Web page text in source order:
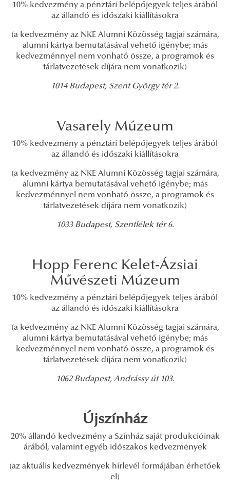
10% kedvezmény a pénztári belépőjegyek teljes árából
az állandó és időszaki kiállításokra
(a kedvezmény az NKE Alumni Közösség tagjai számára,
alumni kártya bemutatásával vehető igénybe; más
kedvezménnyel nem vonható össze, a programok és
tárlatvezetések díjára nem vonatkozik)
1014 Budapest, Szent György tér 2.
Vasarely Múzeum
10% kedvezmény a pénztári belépőjegyek teljes árából
az állandó és időszaki kiállításokra
(a kedvezmény az NKE Alumni Közösség tagjai számára,
alumni kártya bemutatásával vehető igénybe; más
kedvezménnyel nem vonható össze, a programok és
tárlatvezetések díjára nem vonatkozik)
1033 Budapest, Szentlélek tér 6.
Hopp Ferenc Kelet-Ázsiai
Művészeti Múzeum
10% kedvezmény a pénztári belépőjegyek teljes árából
az állandó és időszaki kiállításokra
(a kedvezmény az NKE Alumni Közösség tagjai számára,
alumni kártya bemutatásával vehető igénybe; más
kedvezménnyel nem vonható össze, a programok és
tárlatvezetések díjára nem vonatkozik)
1062 Budapest, Andrássy út 103.
Újszínház
20% állandó kedvezmény a Színház saját produkcióinak
árából, valamint egyéb időszakos kedvezmények
(az aktuális kedvezmények hírlevél formájában érhetőek
el)